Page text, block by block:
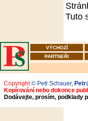
Tuto
VÝCHOZÍ
PARTNEŘI
Copyright© Petr Schauer,
Kopírování nebo dokonce
Dodávejte, prosím, podklady